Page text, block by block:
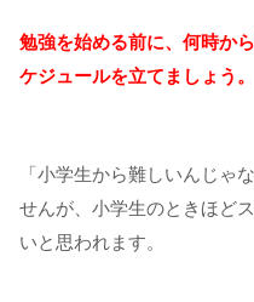
勉強を始める前に、何時か
ケジュールを立てましょう。
「小学生から難しいんじゃ
せんが、小学生のときほど
いと思われます。